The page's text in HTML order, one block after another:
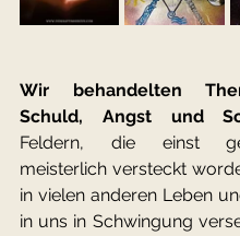
Wir behandelten
Schuld, Angst und
Feldern, die einst
meisterlich versteckt
in vielen anderen Leben
in uns in Schwingung